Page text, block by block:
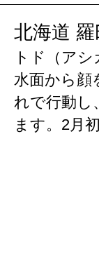
北海道
トド（ア
水面から顔
れで行動し
ます。2月